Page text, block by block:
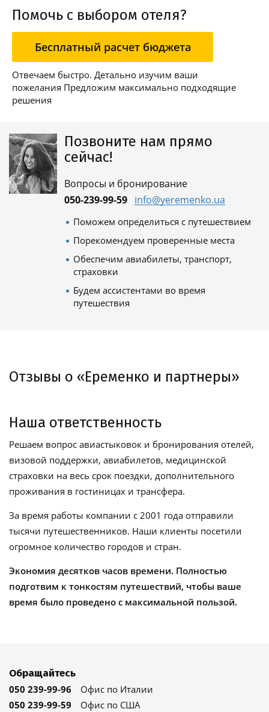
Помочь с выбором отеля?
Бесплатный расчет бюджета
Отвечаем быстро. Детально изучим ваши
пожелания Предложим максимально подходящие
решения
Позвоните нам прямо
сейчас!
Вопросы и бронирование
050-239-99-59 info@yeremenko.ua
Поможем определиться с путешествием
Порекомендуем проверенные места
Обеспечим авиабилеты, транспорт,
страховки
Будем ассистентами во время
путешествия
Отзывы о «Еременко и партнеры»
Наша ответственность
Решаем вопрос авиастыковок и бронирования отелей,
визовой поддержки, авиабилетов, медицинской
страховки на весь срок поездки, дополнительного
проживания в гостиницах и трансфера.
За время работы компании с 2001 года отправили
тысячи путешественников. Наши клиенты посетили
огромное количество городов и стран.
Экономия десятков часов времени. Полностью
подготвим к тонкостям путешествий, чтобы ваше
время было проведено с максимальной пользой.
Обращайтесь
050 239-99-96
Офис по Италии
050 239-99-59
Офис по США